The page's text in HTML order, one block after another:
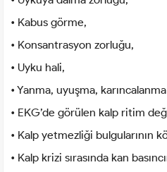
• Kabus görme,
• Konsantrasyon zorluğu,
• Uyku hali,
• Yanma, uyuşma,
• EKG’de görülen kalp ritim
• Kalp yetmezliği bulgularının
• Kalp krizi sırasında kan